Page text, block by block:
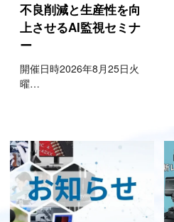
不良削減と生産性を向
上させるAI監視セミナ
ー
開催日時2026年8月25日火
曜…